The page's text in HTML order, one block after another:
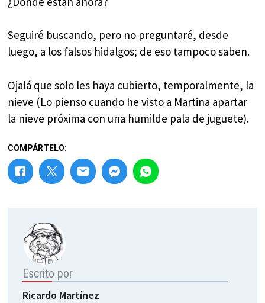
Seguiré buscando, pero no preguntaré, desde
luego, a los falsos hidalgos; de eso tampoco saben.
Ojalá que solo les haya cubierto, temporalmente, la
nieve (Lo pienso cuando he visto a Martina apartar
la nieve próxima con una humilde pala de juguete).
COMPÁRTELO:
Escrito por
Ricardo Martínez